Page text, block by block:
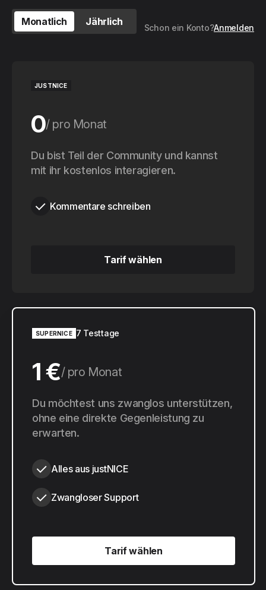
Monatlich Jährlich
Schon ein Konto?Anmelden
JUSTNICE
0 pro Monat
0 pro Jahr
Du bist Teil der Community und kannst
mit ihr kostenlos interagieren.
Kommentare schreiben
Tarif wählen
SUPERNICE 7 Testtage
1 € pro Monat
10 € pro Jahr
Du möchtest uns zwanglos unterstützen,
ohne eine direkte Gegenleistung zu
erwarten.
Alles aus justNICE
Zwangloser Support
Tarif wählen
Tarif wählen